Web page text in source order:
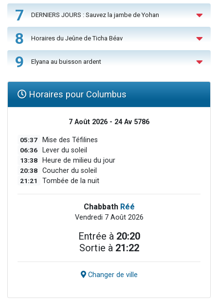
7 DERNIERS JOURS : Sauvez la jambe de Yohan
8 Horaires du Jeûne de Ticha Béav
9 Elyana au buisson ardent
Horaires pour Columbus
7 Août 2026 - 24 Av 5786
05:37 Mise des Téfilines
06:36 Lever du soleil
13:38 Heure de milieu du jour
20:38 Coucher du soleil
21:21 Tombée de la nuit
Chabbath Réé
Vendredi 7 Août 2026
Entrée à 20:20
Sortie à 21:22
Changer de ville